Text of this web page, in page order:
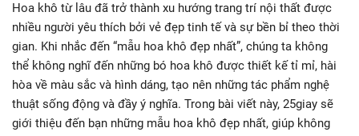
Hoa khô từ lâu đã trở thành xu hướng trang trí nội thất được
nhiều người yêu thích bởi vẻ đẹp tinh tế và sự bền bỉ theo thời
gian. Khi nhắc đến “mẫu hoa khô đẹp nhất”, chúng ta không
thể không nghĩ đến những bó hoa khô được thiết kế tỉ mỉ, hài
hòa về màu sắc và hình dáng, tạo nên những tác phẩm nghệ
thuật sống động và đầy ý nghĩa. Trong bài viết này, 25giay sẽ
giới thiệu đến bạn những mẫu hoa khô đẹp nhất, giúp không